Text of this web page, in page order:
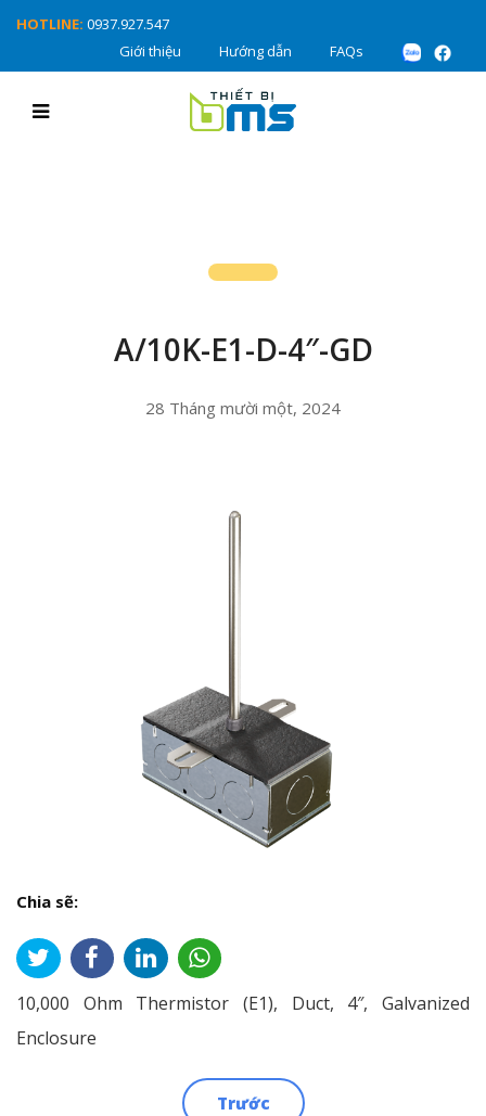
HOTLINE: 0937.927.547
Giới thiệu
Hướng dẫn FAQs
A/10K-E1-D-4″-GD
28 Tháng mười một, 2024
Chia sẽ:
10,000 Ohm Thermistor (E1), Duct, 4″, Galvanized
Enclosure
Trước